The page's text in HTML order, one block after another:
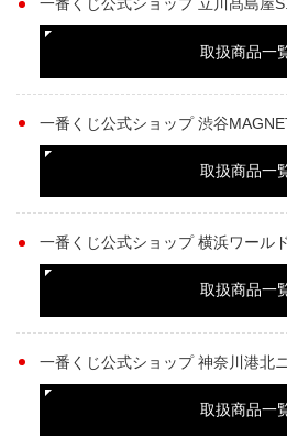
一番くじ公式ショップ 立川髙島屋
取扱商品一
一番くじ公式ショップ 渋谷
取扱商品一
一番くじ公式ショップ 横浜ワール
取扱商品一
一番くじ公式ショップ 神奈川港北
取扱商品一